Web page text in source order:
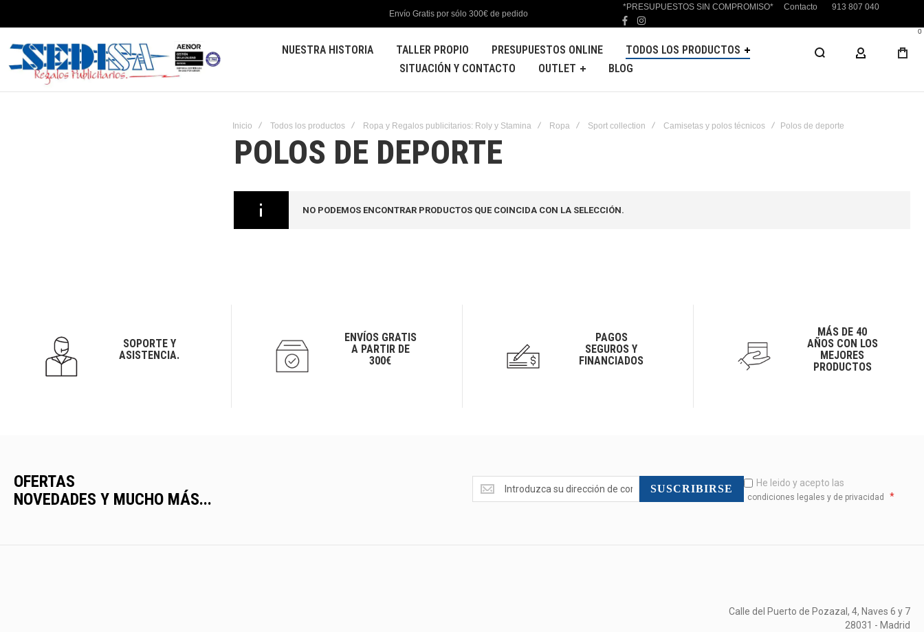
Envío Gratis por sólo 300€ de pedido
*PRESUPUESTOS SIN COMPROMISO* Contacto 913 807 040
facebook
instagram
NUESTRA HISTORIA TALLER PROPIO PRESUPUESTOS ONLINE
TODOS LOS PRODUCTOS
SITUACIÓN Y CONTACTO
OUTLET BLOG
MI CUENTA
0
Inicio Todos los productos Ropa y Regalos publicitarios: Roly y Stamina Ropa Sport collection Camisetas y polos técnicos Polos de deporte
POLOS DE DEPORTE
NO PODEMOS ENCONTRAR PRODUCTOS QUE COINCIDA CON LA SELECCIÓN.
SOPORTE Y
ASISTENCIA.
ENVÍOS GRATIS
A PARTIR DE
300€
PAGOS
SEGUROS Y
FINANCIADOS
MÁS DE 40
AÑOS CON LOS
MEJORES
PRODUCTOS
OFERTAS
NOVEDADES Y MUCHO MÁS...
Ofertas
<br>Novedades
SUSCRIBIRSE He leido y acepto las
condiciones legales y de privacidad *
Calle del Puerto de Pozazal, 4, Naves 6 y 7
28031 - Madrid